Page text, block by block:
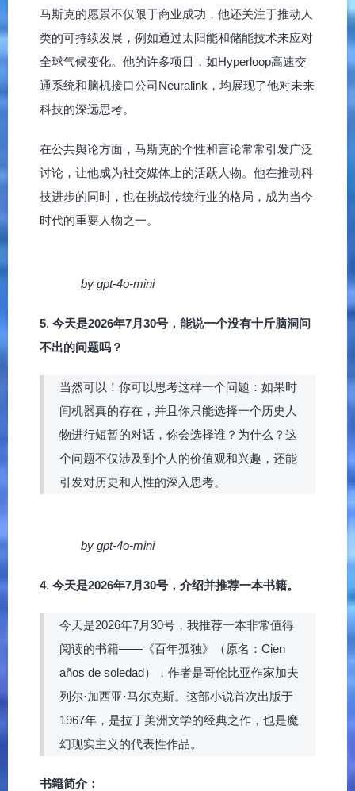
马斯克的愿景不仅限于商业成功，他还关注于推动人
类的可持续发展，例如通过太阳能和储能技术来应对
全球气候变化。他的许多项目，如Hyperloop高速交
通系统和脑机接口公司Neuralink，均展现了他对未来
科技的深远思考。
在公共舆论方面，马斯克的个性和言论常常引发广泛
讨论，让他成为社交媒体上的活跃人物。他在推动科
技进步的同时，也在挑战传统行业的格局，成为当今
时代的重要人物之一。
by gpt-4o-mini
5. 今天是2026年7月30号，能说一个没有十斤脑洞问
不出的问题吗？
当然可以！你可以思考这样一个问题：如果时
间机器真的存在，并且你只能选择一个历史人
物进行短暂的对话，你会选择谁？为什么？这
个问题不仅涉及到个人的价值观和兴趣，还能
引发对历史和人性的深入思考。
by gpt-4o-mini
4. 今天是2026年7月30号，介绍并推荐一本书籍。
今天是2026年7月30号，我推荐一本非常值得
阅读的书籍——《百年孤独》（原名：Cien
años de soledad），作者是哥伦比亚作家加夫
列尔·加西亚·马尔克斯。这部小说首次出版于
1967年，是拉丁美洲文学的经典之作，也是魔
幻现实主义的代表性作品。
书籍简介：